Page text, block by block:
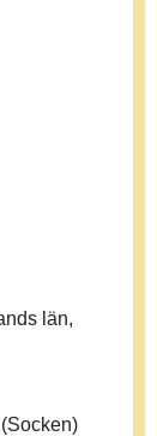
län,